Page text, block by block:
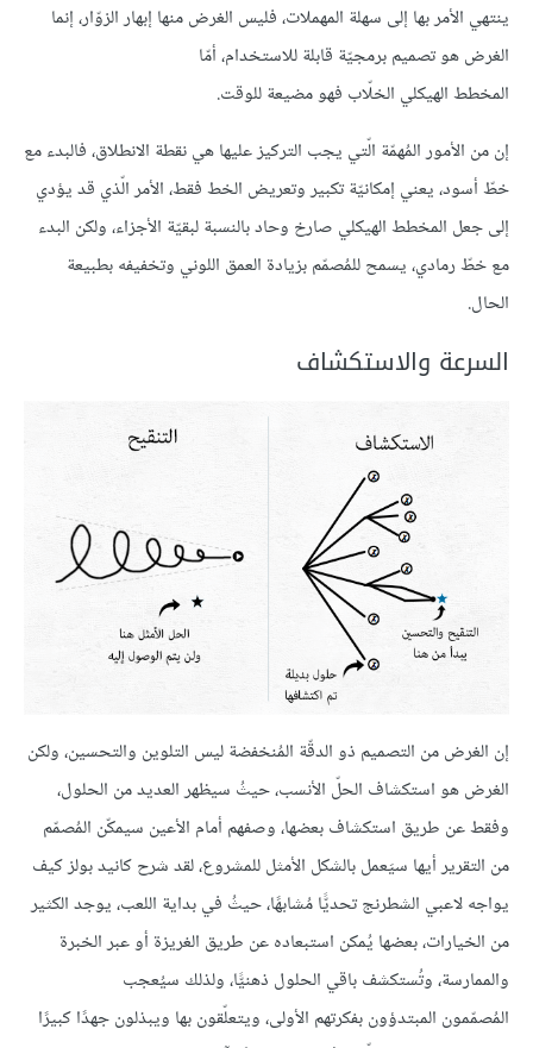
ينتهي الأمر بها إلى سهلة المهملات، فليس الغرض منها إبهار الزوّار، إنما
الغرض هو تصميم برمجيّة قابلة للاستخدام، أمّا
المخطط الهيكلي الخلّاب فهو مضيعة للوقت.
إن من الأمور المُهمّة الّتي يجب التركيز عليها هي نقطة الانطلاق، فالبدء مع
خطّ أسود، يعني إمكانيّة تكبير وتعريض الخط فقط، الأمر الّذي قد يؤدي
إلى جعل المخطط الهيكلي صارخ وحاد بالنسبة لبقيّة الأجزاء، ولكن البدء
مع خطّ رمادي، يسمح للمُصمّم بزيادة العمق اللوني وتخفيفه بطبيعة
الحال.
السرعة والاستكشاف
إن الغرض من التصميم ذو الدقّة المُنخفضة ليس التلوين والتحسين، ولكن
الغرض هو استكشاف الحلّ الأنسب، حيثُ سيظهر العديد من الحلول،
وفقط عن طريق استكشاف بعضها، وصفهم أمام الأعين سيمكّن المُصمّم
من التقرير أيها سيَعمل بالشكل الأمثل للمشروع، لقد شرح كانيد بولز كيف
يواجه لاعبي الشطرنج تحديًّا مُشابهًا، حيثُ في بداية اللعب، يوجد الكثير
من الخيارات، بعضها يُمكن استبعاده عن طريق الغريزة أو عبر الخبرة
والممارسة، وتُستكشف باقي الحلول ذهنيًّا، ولذلك سيُعجب
المُصمّمون المبتدؤون بفكرتهم الأولى، ويتعلّقون بها ويبذلون جهدًا كبيرًا